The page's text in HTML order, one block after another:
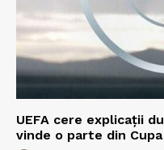
UEFA cere explicații
vinde o parte din